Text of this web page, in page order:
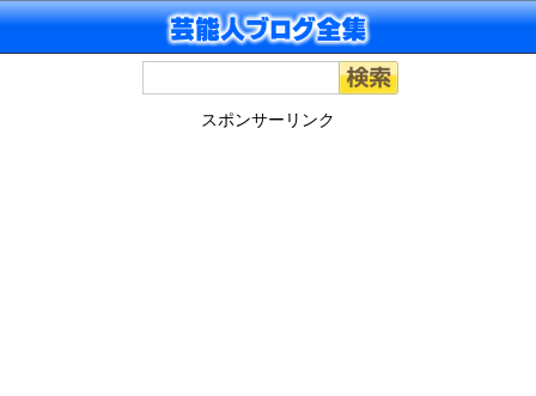
スポンサーリンク